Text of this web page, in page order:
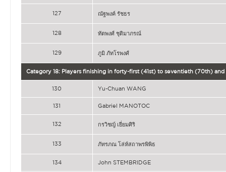
127 ณัฐพงค์ รัชธร
128 ทัตพงศ์ ชุติมาภรณ์
129 ภูมิ ภัทโรพงศ์
Category 18: Players finishing in forty-first (41st) to seventieth (70th)
130 Yu-Chuan WANG
131 Gabriel MANOTOC
132 กรวิชญ์ เยี่ยมศิริ
133 ภัทรภณ โล่ห์สถาพรพิพิธ
134 John STEMBRIDGE